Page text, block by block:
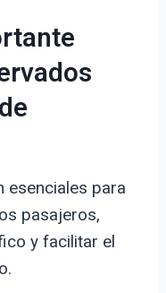
esenciales para
pasajeros,
y facilitar el